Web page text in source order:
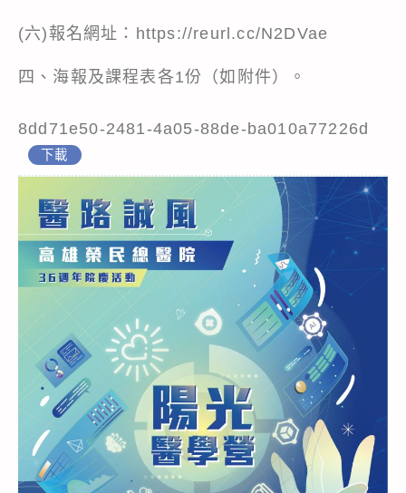
(六)報名網址：https://reurl.cc/N2DVae
四、海報及課程表各1份（如附件）。
8dd71e50-2481-4a05-88de-ba010a77226d
下載